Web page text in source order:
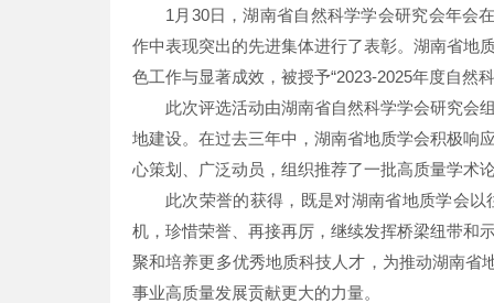
1月30日，湖南省自然科学学会研究会年会
作中表现突出的先进集体进行了表彰。湖南省地
色工作与显著成效，被授予“2023-2025年度自然
此次评选活动由湖南省自然科学学会研究会
地建设。在过去三年中，湖南省地质学会积极响
心策划、广泛动员，组织推荐了一批高质量学术
此次荣誉的获得，既是对湖南省地质学会
机，珍惜荣誉、再接再厉，继续发挥桥梁纽带和
聚和培养更多优秀地质科技人才，为推动湖南省
事业高质量发展贡献更大的力量。